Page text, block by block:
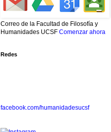
Correo de la Facultad de Filosofía y
Humanidades UCSF Comenzar ahora
Redes
facebook.com/humanidadesucsf